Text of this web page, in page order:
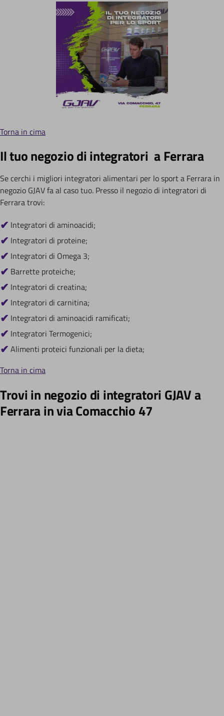
Torna in cima
Il tuo negozio di integratori a Ferrara
Se cerchi i migliori integratori alimentari per lo sport a Ferrara in
negozio GJAV fa al caso tuo. Presso il negozio di integratori di
Ferrara trovi:
Integratori di aminoacidi;
Integratori di proteine;
Integratori di Omega 3;
Barrette proteiche;
Integratori di creatina;
Integratori di carnitina;
Integratori di aminoacidi ramificati;
Integratori Termogenici;
Alimenti proteici funzionali per la dieta;
Torna in cima
Trovi in negozio di integratori GJAV a
Ferrara in via Comacchio 47